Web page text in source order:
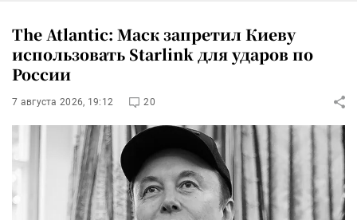
The Atlantic: Маск запретил Киеву
использовать Starlink для ударов по
России
7 августа 2026, 19:12 20